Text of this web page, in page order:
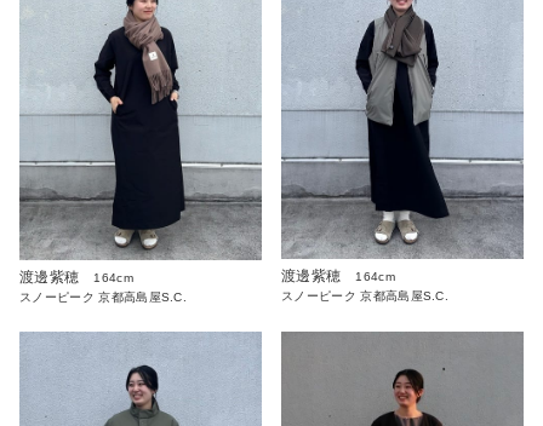
渡邊紫穂
164cm
スノーピーク 京都高島屋S.C.
渡邊紫穂
164cm
スノーピーク 京都高島屋S.C.